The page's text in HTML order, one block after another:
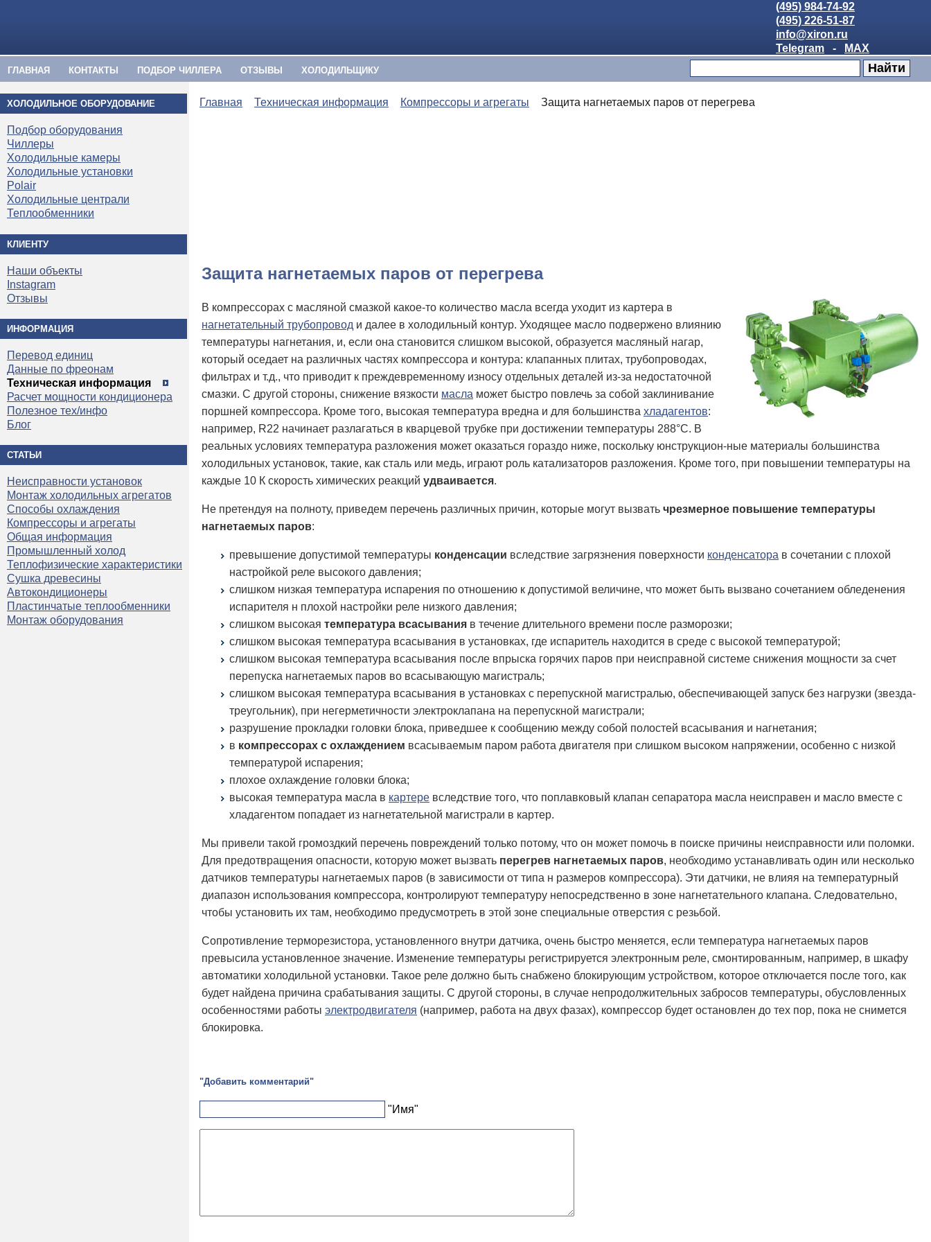
(495) 984-74-92
(495) 226-51-87
info@xiron.ru
Telegram
- MAX
ГЛАВНАЯ КОНТАКТЫ ПОДБОР ЧИЛЛЕРА ОТЗЫВЫ ХОЛОДИЛЬЩИКУ
ХОЛОДИЛЬНОЕ ОБОРУДОВАНИЕ
Подбор оборудования
Чиллеры
Холодильные камеры
Холодильные установки
Polair
Холодильные централи
Теплообменники
КЛИЕНТУ
Наши объекты
Instagram
Отзывы
ИНФОРМАЦИЯ
Перевод единиц
Данные по фреонам
Техническая информация
Расчет мощности кондиционера
Полезное тех/инфо
Блог
СТАТЬИ
Неисправности установок
Монтаж холодильных агрегатов
Способы охлаждения
Компрессоры и агрегаты
Общая информация
Промышленный холод
Теплофизические характеристики
Сушка древесины
Автокондиционеры
Пластинчатые теплообменники
Монтаж оборудования
Главная Техническая информация Компрессоры и агрегаты Защита нагнетаемых паров от перегрева
Защита нагнетаемых паров от перегрева
В компрессорах с масляной смазкой какое-то количество масла всегда уходит из картера в
нагнетательный трубопровод и далее в холодильный контур. Уходящее масло подвержено влиянию
температуры нагнетания, и, если она становится слишком высокой, образуется масляный нагар,
который оседает на различных частях компрессора и контура: клапанных плитах, трубопроводах,
фильтрах и т.д., что приводит к преждевременному износу отдельных деталей из-за недостаточной
смазки. С другой стороны, снижение вязкости масла может быстро повлечь за собой заклинивание
поршней компрессора. Кроме того, высокая температура вредна и для большинства хладагентов:
например, R22 начинает разлагаться в кварцевой трубке при достижении температуры 288°С. В
реальных условиях температура разложения может оказаться гораздо ниже, поскольку юнструкцион-ные материалы большинства
холодильных установок, такие, как сталь или медь, играют роль катализаторов разложения. Кроме того, при повышении температуры на
каждые 10 К скорость химических реакций удваивается.
Не претендуя на полноту, приведем перечень различных причин, которые могут вызвать чрезмерное повышение температуры
нагнетаемых паров:
превышение допустимой температуры конденсации вследствие загрязнения поверхности конденсатора в сочетании с плохой
настройкой реле высокого давления;
слишком низкая температура испарения по отношению к допустимой величине, что может быть вызвано сочетанием обледенения
испарителя н плохой настройки реле низкого давления;
слишком высокая температура всасывания в течение длительного времени после разморозки;
слишком высокая температура всасывания в установках, где испаритель находится в среде с высокой температурой;
слишком высокая температура всасывания после впрыска горячих паров при неисправной системе снижения мощности за счет
перепуска нагнетаемых паров во всасывающую магистраль;
слишком высокая температура всасывания в установках с перепускной магистралью, обеспечивающей запуск без нагрузки (звезда-
треугольник), при негерметичности электроклапана на перепускной магистрали;
разрушение прокладки головки блока, приведшее к сообщению между собой полостей всасывания и нагнетания;
в компрессорах с охлаждением всасываемым паром работа двигателя при слишком высоком напряжении, особенно с низкой
температурой испарения;
плохое охлаждение головки блока;
высокая температура масла в картере вследствие того, что поплавковый клапан сепаратора масла неисправен и масло вместе с
хладагентом попадает из нагнетательной магистрали в картер.
Мы привели такой громоздкий перечень повреждений только потому, что он может помочь в поиске причины неисправности или поломки.
Для предотвращения опасности, которую может вызвать перегрев нагнетаемых паров, необходимо устанавливать один или несколько
датчиков температуры нагнетаемых паров (в зависимости от типа н размеров компрессора). Эти датчики, не влияя на температурный
диапазон использования компрессора, контролируют температуру непосредственно в зоне нагнетательного клапана. Следовательно,
чтобы установить их там, необходимо предусмотреть в этой зоне специальные отверстия с резьбой.
Сопротивление терморезистора, установленного внутри датчика, очень быстро меняется, если температура нагнетаемых паров
превысила установленное значение. Изменение температуры регистрируется электронным реле, смонтированным, например, в шкафу
автоматики холодильной установки. Такое реле должно быть снабжено блокирующим устройством, которое отключается после того, как
будет найдена причина срабатывания защиты. С другой стороны, в случае непродолжительных забросов температуры, обусловленных
особенностями работы электродвигателя (например, работа на двух фазах), компрессор будет остановлен до тех пор, пока не снимется
блокировка.
"Добавить комментарий"
"Имя"